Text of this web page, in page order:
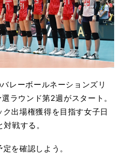
レーボールネーションズリ
ラウンド第2週がスタート。
出場権獲得を目指す女子日
対戦する。
を確認しよう。